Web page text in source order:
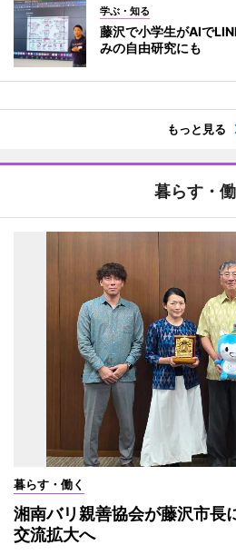
学ぶ・知る
藤沢で小学生がAIで
みの自由研究にも
もっと見る
暮らす・働
暮らす・働く
湘南バリ親善協会が藤沢市
交流拡大へ